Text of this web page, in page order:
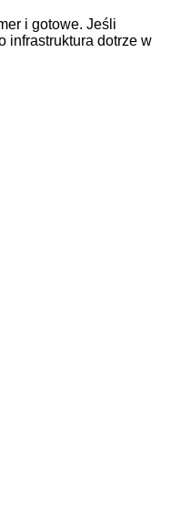
i gotowe. Jeśli
infrastruktura dotrze w